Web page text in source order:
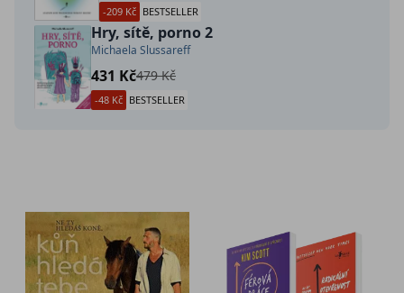
-209 Kč BESTSELLER
Hry, sítě, porno 2
Michaela Slussareff
431 Kč479 Kč
-48 Kč BESTSELLER